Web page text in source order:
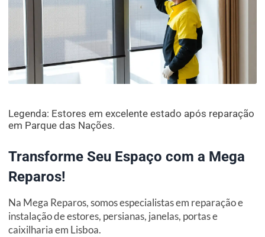
Legenda: Estores em excelente estado após reparação
em Parque das Nações.
Transforme Seu Espaço com a Mega
Reparos!
Na Mega Reparos, somos especialistas em reparação e
instalação de estores, persianas, janelas, portas e
caixilharia em Lisboa.